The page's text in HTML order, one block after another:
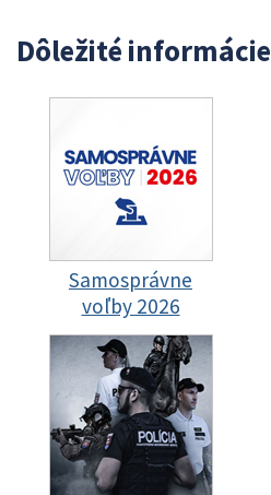
Dôležité informácie
Samosprávne
voľby 2026